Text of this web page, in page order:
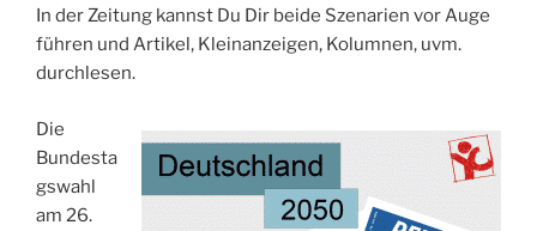
In der Zeitung kannst Du Dir beide Szenarien vor Auge
führen und Artikel, Kleinanzeigen, Kolumnen, uvm.
durchlesen.
Die
Bundesta
gswahl
am 26.